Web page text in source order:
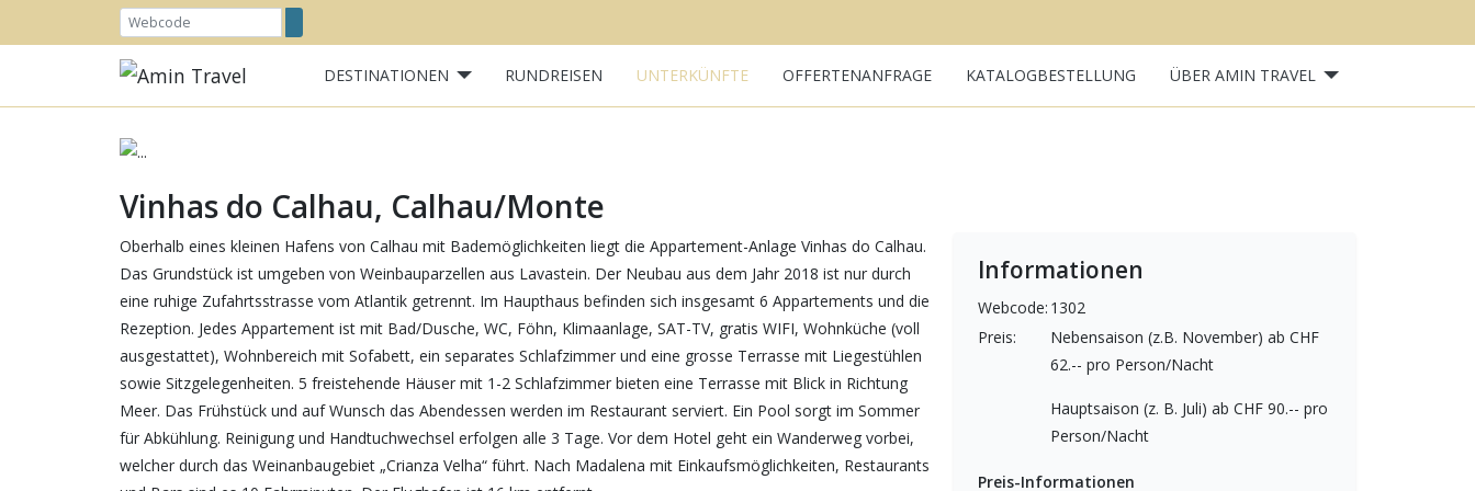
DESTINATIONEN RUNDREISEN UNTERKÜNFTE OFFERTENANFRAGE KATALOGBESTELLUNG ÜBER AMIN TRAVEL
Vinhas do Calhau, Calhau/Monte
Oberhalb eines kleinen Hafens von Calhau mit Bademöglichkeiten liegt die Appartement-Anlage Vinhas do Calhau.
Das Grundstück ist umgeben von Weinbauparzellen aus Lavastein. Der Neubau aus dem Jahr 2018 ist nur durch
eine ruhige Zufahrtsstrasse vom Atlantik getrennt. Im Haupthaus befinden sich insgesamt 6 Appartements und die
Rezeption. Jedes Appartement ist mit Bad/Dusche, WC, Föhn, Klimaanlage, SAT-TV, gratis WIFI, Wohnküche (voll
ausgestattet), Wohnbereich mit Sofabett, ein separates Schlafzimmer und eine grosse Terrasse mit Liegestühlen
sowie Sitzgelegenheiten. 5 freistehende Häuser mit 1-2 Schlafzimmer bieten eine Terrasse mit Blick in Richtung
Meer. Das Frühstück und auf Wunsch das Abendessen werden im Restaurant serviert. Ein Pool sorgt im Sommer
für Abkühlung. Reinigung und Handtuchwechsel erfolgen alle 3 Tage. Vor dem Hotel geht ein Wanderweg vorbei,
welcher durch das Weinanbaugebiet „Crianza Velha“ führt. Nach Madalena mit Einkaufsmöglichkeiten, Restaurants
Informationen
Webcode: 1302
Preis:
Nebensaison (z.B. November) ab CHF
62.-- pro Person/Nacht
Hauptsaison (z. B. Juli) ab CHF 90.-- pro
Person/Nacht
Preis-Informationen